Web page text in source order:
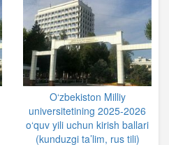
O‘zbekiston Milliy
universitetining 2025-2026
o‘quv yili uchun kirish ballari
(kunduzgi ta’lim, rus tili)